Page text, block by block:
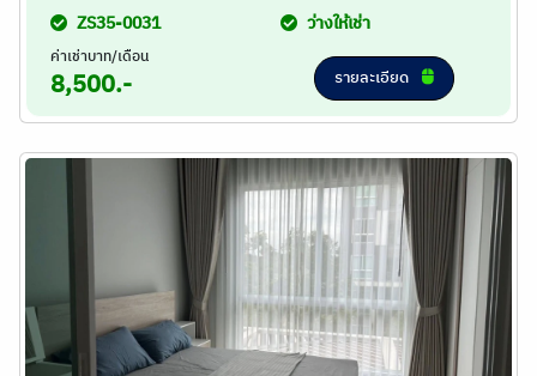
ZS35-0031 ว่างให้เช่า
ค่าเช่าบาท/เดือน
8,500.- รายละเอียด